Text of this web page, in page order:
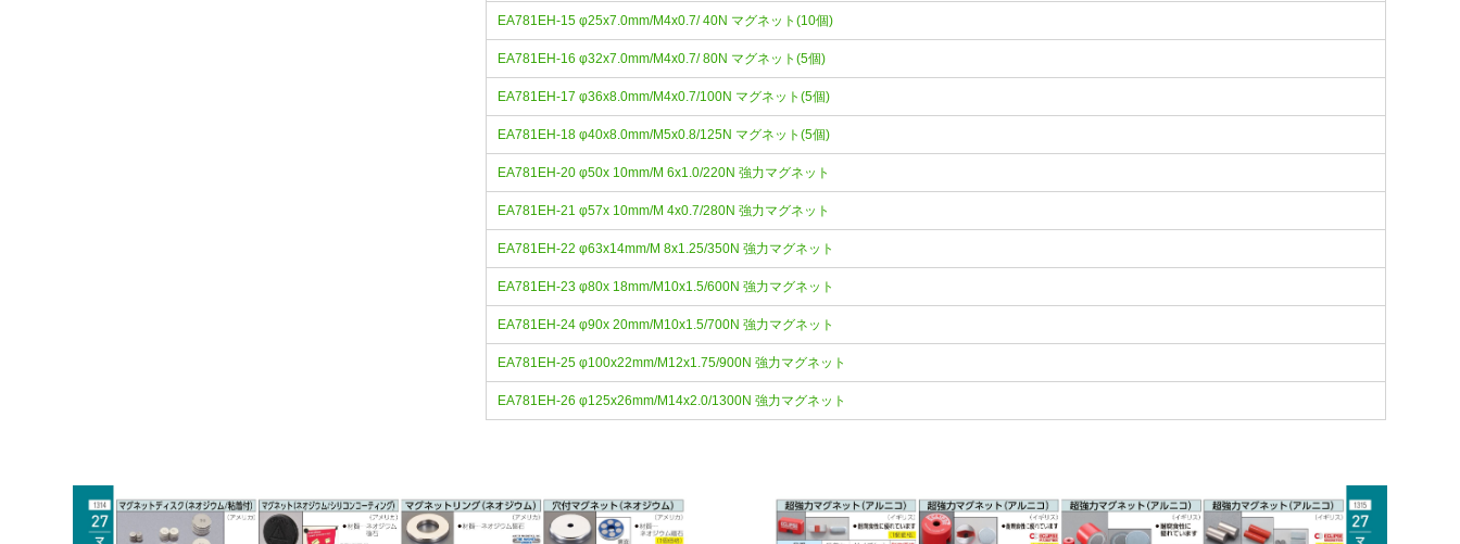
EA781EH-15 φ25x7.0mm/M4x0.7/ 40N マグネット(10個)
EA781EH-16 φ32x7.0mm/M4x0.7/ 80N マグネット(5個)
EA781EH-17 φ36x8.0mm/M4x0.7/100N マグネット(5個)
EA781EH-18 φ40x8.0mm/M5x0.8/125N マグネット(5個)
EA781EH-20 φ50x 10mm/M 6x1.0/220N 強力マグネット
EA781EH-21 φ57x 10mm/M 4x0.7/280N 強力マグネット
EA781EH-22 φ63x14mm/M 8x1.25/350N 強力マグネット
EA781EH-23 φ80x 18mm/M10x1.5/600N 強力マグネット
EA781EH-24 φ90x 20mm/M10x1.5/700N 強力マグネット
EA781EH-25 φ100x22mm/M12x1.75/900N 強力マグネット
EA781EH-26 φ125x26mm/M14x2.0/1300N 強力マグネット